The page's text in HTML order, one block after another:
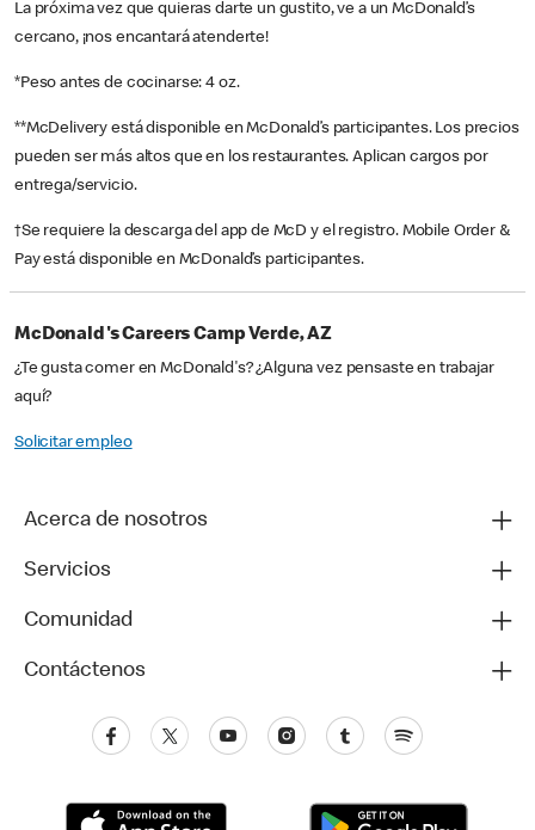
La próxima vez que quieras darte un gustito, ve a un McDonald’s
cercano, ¡nos encantará atenderte!
*Peso antes de cocinarse: 4 oz.
**McDelivery está disponible en McDonald’s participantes. Los precios
pueden ser más altos que en los restaurantes. Aplican cargos por
entrega/servicio.
†Se requiere la descarga del app de McD y el registro. Mobile Order &
Pay está disponible en McDonald’s participantes.
McDonald's Careers Camp Verde, AZ
¿Te gusta comer en McDonald's? ¿Alguna vez pensaste en trabajar
aquí?
Solicitar empleo
Acerca de nosotros
Servicios
Comunidad
Contáctenos